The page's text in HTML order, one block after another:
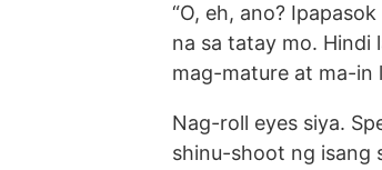
“O, eh, ano?
na sa tatay mo. Hindi
mag-mature at ma-in
Nag-roll eyes siya.
shinu-shoot ng isang